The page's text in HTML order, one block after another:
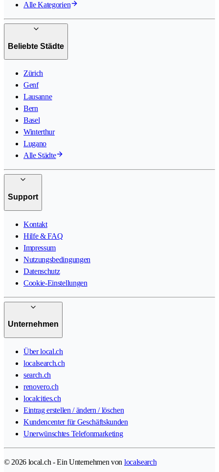
Alle Kategorien
Beliebte Städte
Zürich
Genf
Lausanne
Bern
Basel
Winterthur
Lugano
Alle Städte
Support
Kontakt
Hilfe & FAQ
Impressum
Nutzungsbedingungen
Datenschutz
Cookie-Einstellungen
Unternehmen
Über local.ch
localsearch.ch
search.ch
renovero.ch
localcities.ch
Eintrag erstellen / ändern / löschen
Kundencenter für Geschäftskunden
Unerwünschtes Telefonmarketing
© 2026 local.ch - Ein Unternehmen von localsearch